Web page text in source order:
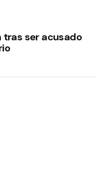
tras ser acusado